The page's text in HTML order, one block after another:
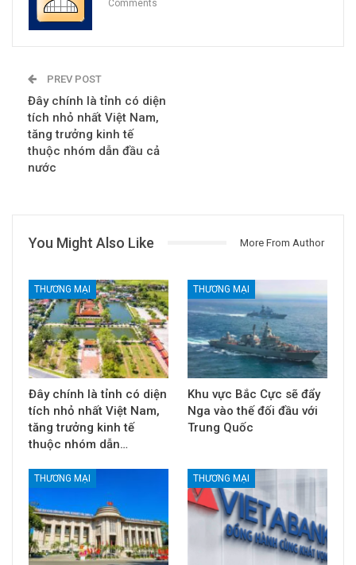
Comments
PREV POST
Đây chính là tỉnh có diện
tích nhỏ nhất Việt Nam,
tăng trưởng kinh tế
thuộc nhóm dẫn đầu cả
nước
You Might Also Like More From Author
THƯƠNG MẠI
Đây chính là tỉnh có diện
tích nhỏ nhất Việt Nam,
tăng trưởng kinh tế
thuộc nhóm dẫn…
THƯƠNG MẠI
Khu vực Bắc Cực sẽ đẩy
Nga vào thế đối đầu với
Trung Quốc
THƯƠNG MẠI THƯƠNG MẠI